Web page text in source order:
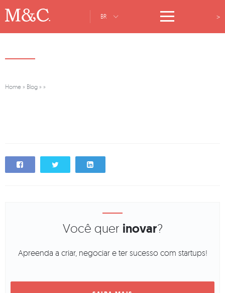
BR >
Home » Blog » »
Você quer inovar?
Apreenda a criar, negociar e ter sucesso com startups!